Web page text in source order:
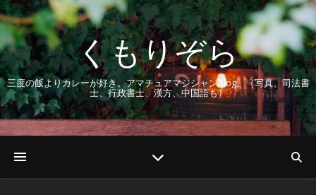
くもりぞら
三度の飯よりカレーが好き。アマチュアマジシャンBlog。（写真、司法書
士、行政書士、漢方、中国語も）